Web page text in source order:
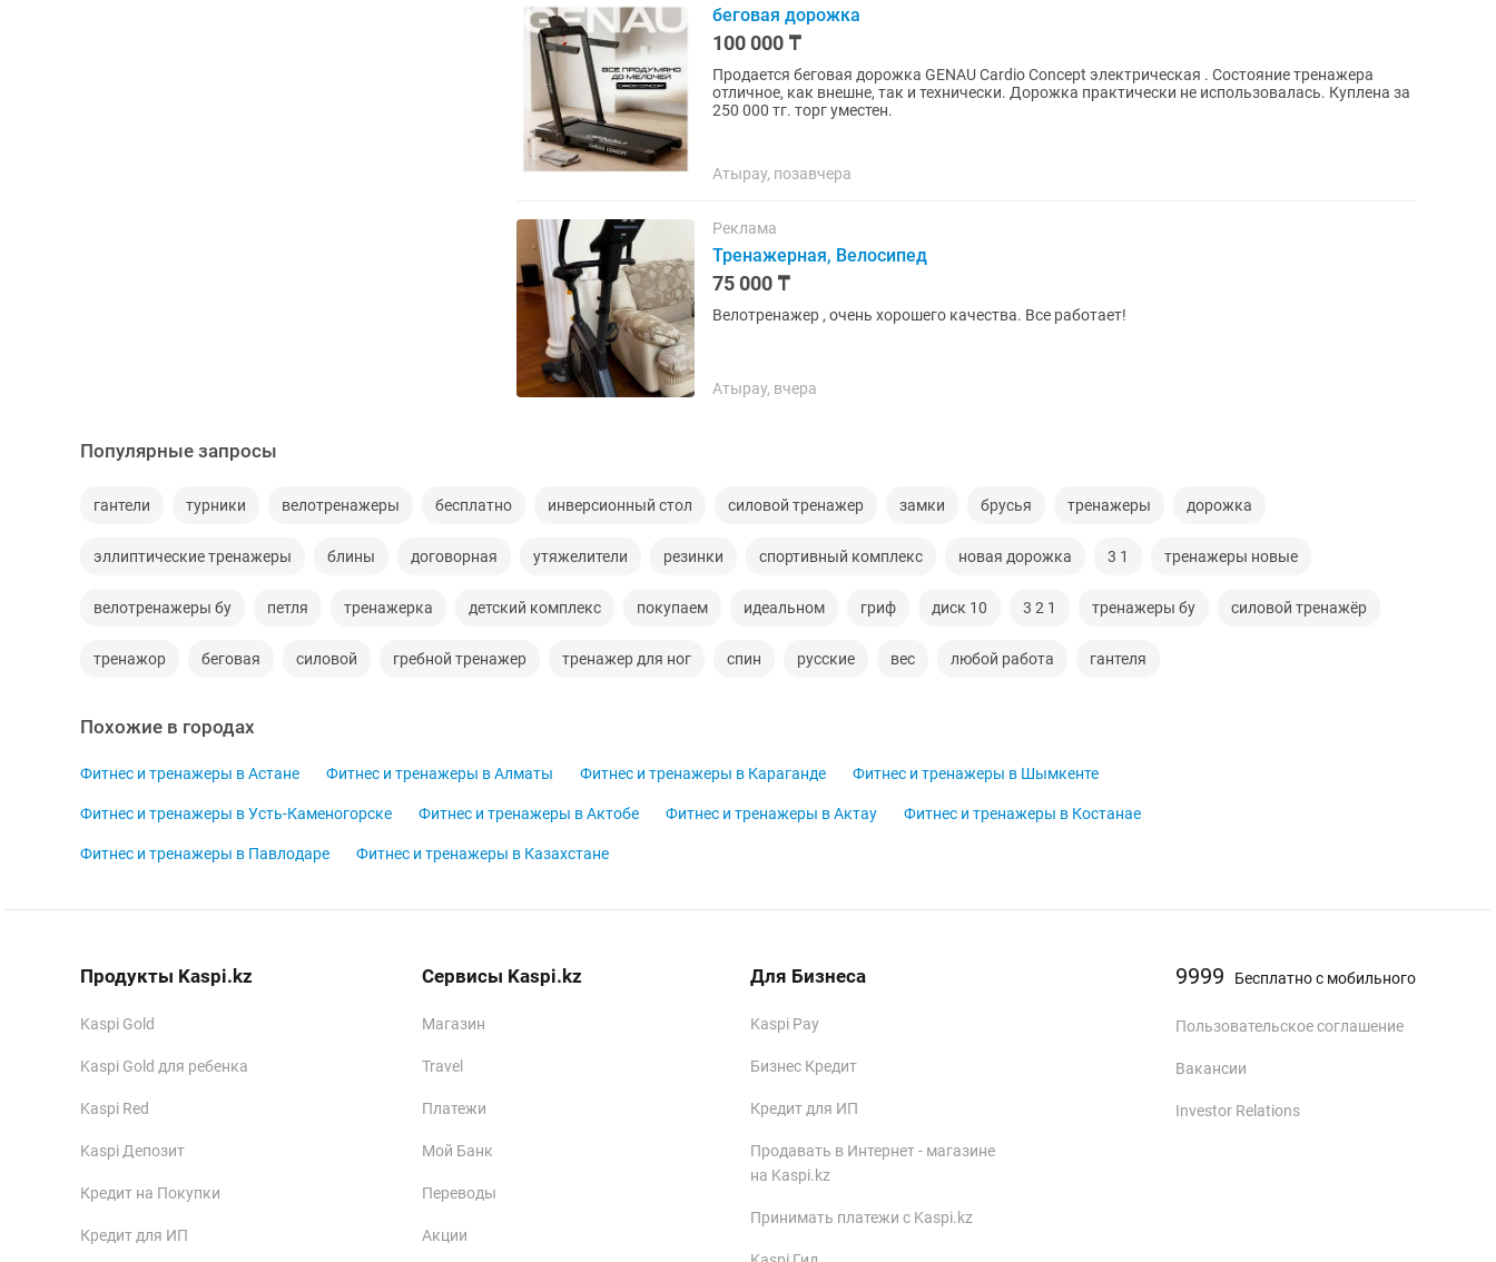
беговая дорожка
100 000 ₸
Продается беговая дорожка GENAU Cardio Concept электрическая . Состояние тренажера
отличное, как внешне, так и технически. Дорожка практически не использовалась. Куплена за
250 000 тг. торг уместен.
Атырау, позавчера
Реклама
Тренажерная, Велосипед
75 000 ₸
Велотренажер , очень хорошего качества. Все работает!
Атырау, вчера
Популярные запросы
гантели турники велотренажеры бесплатно инверсионный стол силовой тренажер замки брусья тренажеры дорожка
эллиптические тренажеры блины договорная утяжелители резинки спортивный комплекс новая дорожка 3 1 тренажеры новые
велотренажеры бу петля тренажерка детский комплекс покупаем идеальном гриф диск 10 3 2 1 тренажеры бу силовой тренажёр
тренажор беговая силовой гребной тренажер тренажер для ног спин русские вес любой работа гантеля
Похожие в городах
Фитнес и тренажеры в Астане Фитнес и тренажеры в Алматы Фитнес и тренажеры в Караганде Фитнес и тренажеры в Шымкенте
Фитнес и тренажеры в Усть-Каменогорске Фитнес и тренажеры в Актобе Фитнес и тренажеры в Актау Фитнес и тренажеры в Костанае
Фитнес и тренажеры в Павлодаре Фитнес и тренажеры в Казахстане
Продукты Kaspi.kz
Kaspi Gold
Kaspi Gold для ребенка
Kaspi Red
Kaspi Депозит
Кредит на Покупки
Кредит для ИП
Сервисы Kaspi.kz
Магазин
Travel
Платежи
Мой Банк
Переводы
Акции
Для Бизнеса
Kaspi Pay
Бизнес Кредит
Кредит для ИП
Продавать в Интернет - магазине
на Kaspi.kz
Принимать платежи с Kaspi.kz
9999 Бесплатно с мобильного
Пользовательское соглашение
Вакансии
Investor Relations